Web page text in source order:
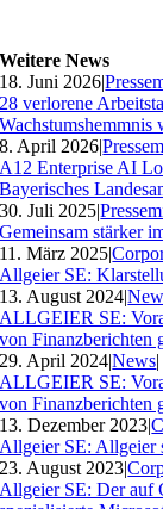
Weitere News
18. Juni 2026|
28 verlorene
Wachstumshemmnis
8. April 2026|
A12 Enterprise AI
Bayerisches
30. Juli 2025|
Gemeinsam stärker
11. März 2025|
Allgeier SE:
13. August 2024|
ALLGEIER SE:
von Finanzberichten
29. April 2024|News|
ALLGEIER SE:
von Finanzberichten
13. Dezember 2023|
Allgeier SE: Allgeier
23. August 2023|
Allgeier SE: Der auf